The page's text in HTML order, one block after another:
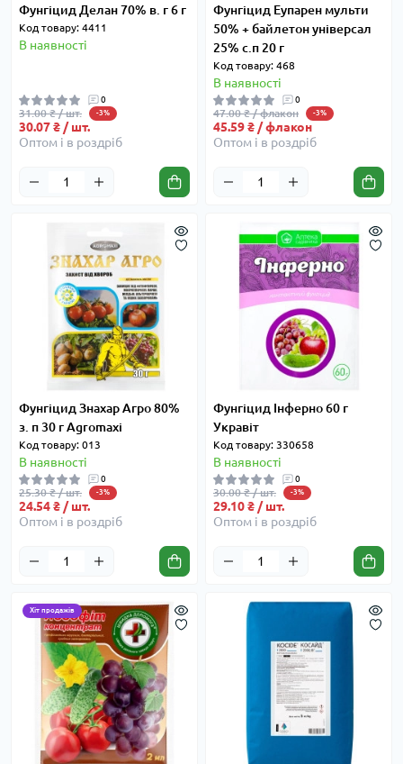
Фунгіцид Делан 70% в. г 6 г
Код товару: 4411
В наявності
0
31.00 ₴ / шт. -3%
30.07 ₴ / шт.
Оптом і в роздріб
Фунгіцид Еупарен мульти
50% + байлетон універсал
25% с.п 20 г
Код товару: 468
В наявності
0
47.00 ₴ / флакон -3%
45.59 ₴ / флакон
Оптом і в роздріб
Фунгіцид Знахар Агро 80%
з. п 30 г Agromaxi
Код товару: 013
В наявності
0
25.30 ₴ / шт. -3%
24.54 ₴ / шт.
Оптом і в роздріб
Фунгіцид Інферно 60 г
Укравіт
Код товару: 330658
В наявності
0
30.00 ₴ / шт. -3%
29.10 ₴ / шт.
Оптом і в роздріб
Хіт продажів